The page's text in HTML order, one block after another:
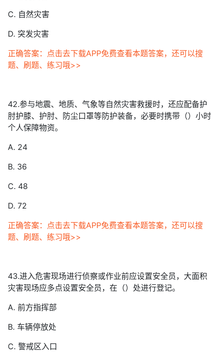
C. 自然灾害
D. 突发灾害
正确答案：点击去下载APP免费查看本题答案，还可以搜
题、刷题、练习哦>>
42.参与地震、地质、气象等自然灾害救援时，还应配备护
肘护膝、护肘、防尘口罩等防护装备，必要时携带（）小时
个人保障物资。
A. 24
B. 36
C. 48
D. 72
正确答案：点击去下载APP免费查看本题答案，还可以搜
题、刷题、练习哦>>
43.进入危害现场进行侦察或作业前应设置安全员，大面积
灾害现场应多点设置安全员，在（）处进行登记。
A. 前方指挥部
B. 车辆停放处
C. 警戒区入口